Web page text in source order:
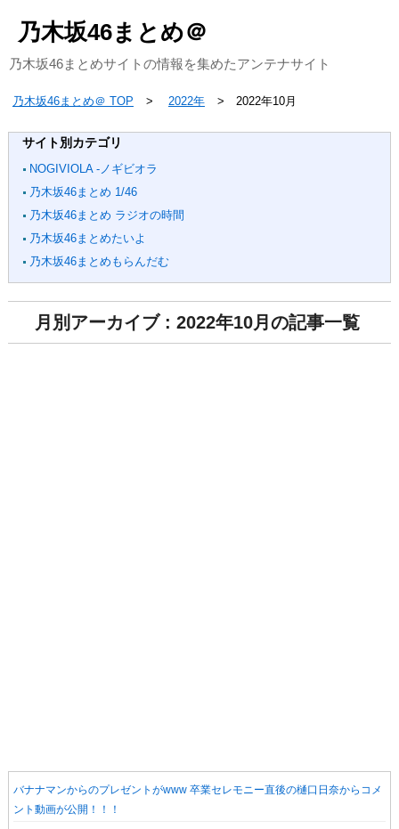
乃木坂46まとめ＠
乃木坂46まとめサイトの情報を集めたアンテナサイト
乃木坂46まとめ＠ TOP 2022年 2022年10月
サイト別カテゴリ
NOGIVIOLA -ノギビオラ
乃木坂46まとめ 1/46
乃木坂46まとめ ラジオの時間
乃木坂46まとめたいよ
乃木坂46まとめもらんだむ
月別アーカイブ : 2022年10月の記事一覧
バナナマンからのプレゼントがwww 卒業セレモニー直後の樋口日奈からコメ
ント動画が公開！！！